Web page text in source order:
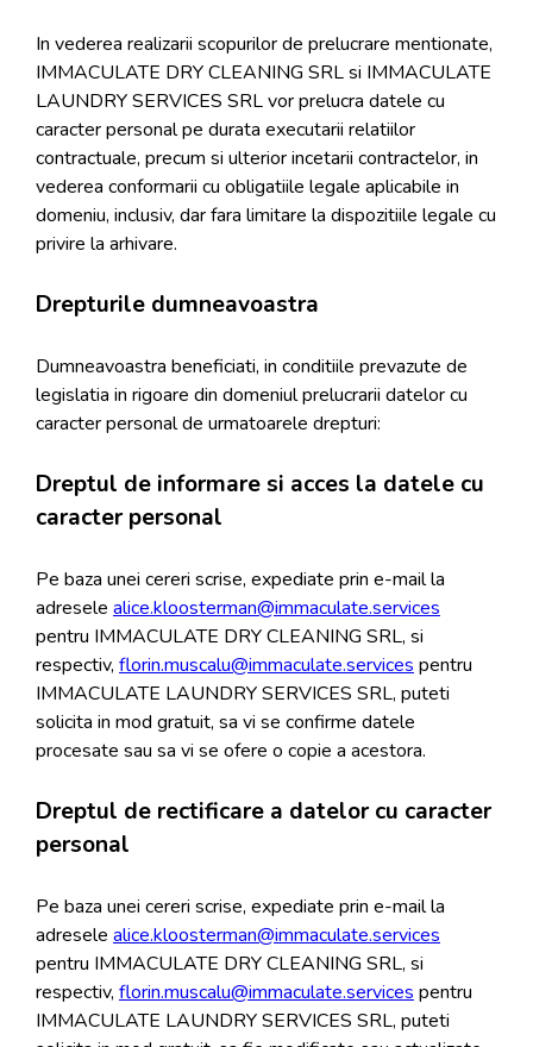
In vederea realizarii scopurilor de prelucrare mentionate,
IMMACULATE DRY CLEANING SRL si IMMACULATE
LAUNDRY SERVICES SRL vor prelucra datele cu
caracter personal pe durata executarii relatiilor
contractuale, precum si ulterior incetarii contractelor, in
vederea conformarii cu obligatiile legale aplicabile in
domeniu, inclusiv, dar fara limitare la dispozitiile legale cu
privire la arhivare.
Drepturile dumneavoastra
Dumneavoastra beneficiati, in conditiile prevazute de
legislatia in rigoare din domeniul prelucrarii datelor cu
caracter personal de urmatoarele drepturi:
Dreptul de informare si acces la datele cu
caracter personal
Pe baza unei cereri scrise, expediate prin e-mail la
adresele alice.kloosterman@immaculate.services
pentru IMMACULATE DRY CLEANING SRL, si
respectiv, florin.muscalu@immaculate.services pentru
IMMACULATE LAUNDRY SERVICES SRL, puteti
solicita in mod gratuit, sa vi se confirme datele
procesate sau sa vi se ofere o copie a acestora.
Dreptul de rectificare a datelor cu caracter
personal
Pe baza unei cereri scrise, expediate prin e-mail la
adresele alice.kloosterman@immaculate.services
pentru IMMACULATE DRY CLEANING SRL, si
respectiv, florin.muscalu@immaculate.services pentru
IMMACULATE LAUNDRY SERVICES SRL, puteti